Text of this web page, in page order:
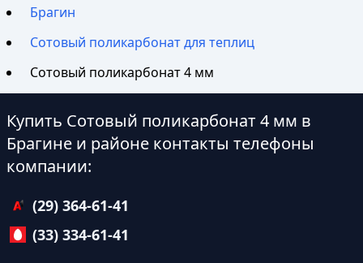
Брагин
Сотовый поликарбонат для теплиц
Сотовый поликарбонат 4 мм
Купить Сотовый поликарбонат 4 мм в
Брагине и районе контакты телефоны
компании:
(29) 364-61-41
(33) 334-61-41